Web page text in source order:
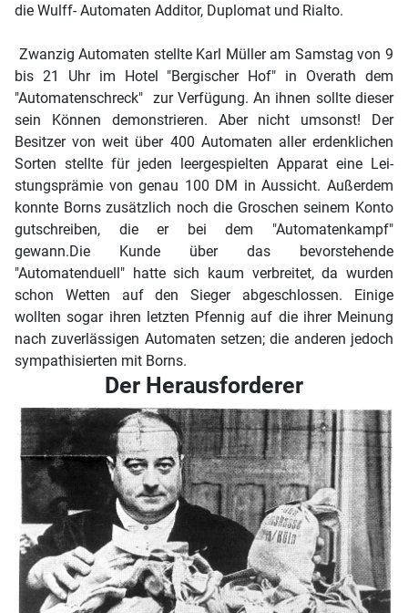
die Wulff- Automaten Additor, Duplomat und Rialto.
Zwanzig Automaten stellte Karl Müller am Samstag von 9
bis 21 Uhr im Hotel "Bergischer Hof" in Ove­rath dem
"Automatenschreck" zur Verfügung. An ihnen sollte dieser
sein Können demonstrieren. Aber nicht umsonst! Der
Besitzer von weit über 400 Automaten aller er­denklichen
Sorten stellte für jeden leergespielten Apparat eine Lei­
stungsprämie von genau 100 DM in Aussicht. Außerdem
konnte Borns zusätzlich noch die Gro­schen seinem Konto
gutschreiben, die er bei dem "Automatenkampf"
gewann.Die Kunde über das bevorstehende
"Automatenduell" hatte sich kaum verbreitet, da wurden
schon Wetten auf den Sieger abgeschlossen. Einige
wollten sogar ihren letzten Pfennig auf die ihrer Meinung
nach zuverlässigen Automaten setzen; die anderen jedoch
sympathisierten mit Borns.
Der Herausforderer